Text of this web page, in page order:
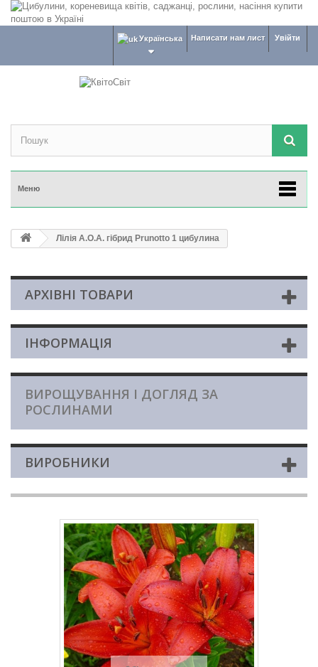
Увійти
Написати нам лист
Українська
Меню
Лілія A.O.A. гібрид Prunotto 1 цибулина
АРХІВНІ ТОВАРИ
ІНФОРМАЦІЯ
ВИРОЩУВАННЯ І ДОГЛЯД ЗА
РОСЛИНАМИ
ВИРОБНИКИ